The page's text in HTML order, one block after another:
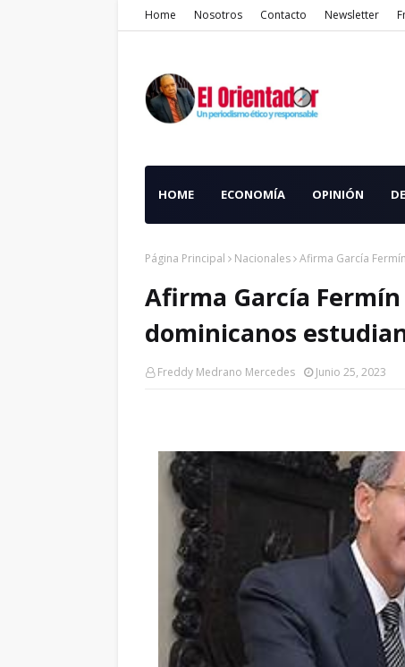
Home Nosotros Contacto Newsletter
HOME ECONOMÍA OPINIÓN
Página Principal Nacionales Afirma García
Afirma García
dominicanos
Freddy Medrano Mercedes Junio 25, 2023